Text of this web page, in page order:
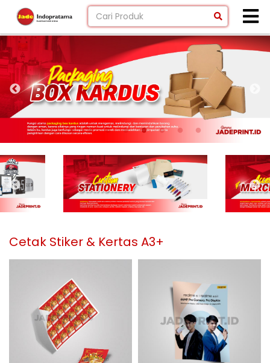
Cetak Stiker & Kertas A3+